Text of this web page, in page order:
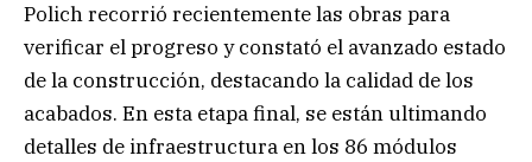
Polich recorrió recientemente las obras para
verificar el progreso y constató el avanzado estado
de la construcción, destacando la calidad de los
acabados. En esta etapa final, se están ultimando
detalles de infraestructura en los 86 módulos